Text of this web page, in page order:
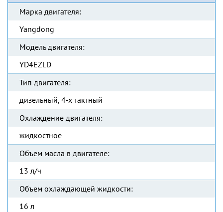
Марка двигателя:
Yangdong
Модель двигателя:
YD4EZLD
Тип двигателя:
дизельный, 4-х тактный
Охлаждение двигателя:
жидкостное
Объем масла в двигателе:
13 л/ч
Объем охлаждающей жидкости:
16 л